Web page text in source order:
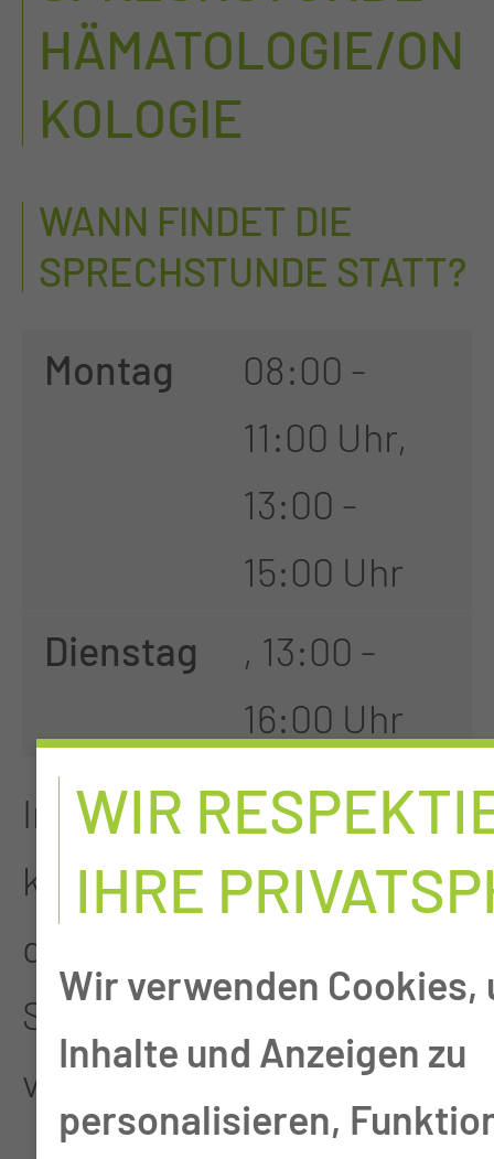
HÄMATOLOGIE/ON
KOLOGIE
WANN FINDET DIE
SPRECHSTUNDE STATT?
Montag
08:00 -
11:00 Uhr,
13:00 -
15:00 Uhr
Dienstag
, 13:00 -
16:00 Uhr
In dringenden Fällen
können Termine außerhalb
der angegebenen
Sprechstundenzeiten
vereinbart werden.
WIR
IHRE
Wir verwenden Cookies,
Inhalte und Anzeigen zu
personalisieren,